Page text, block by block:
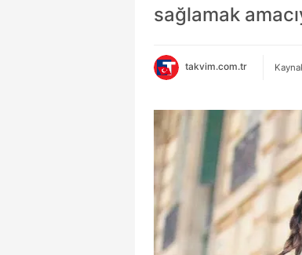
sağlamak
takvim.com.tr